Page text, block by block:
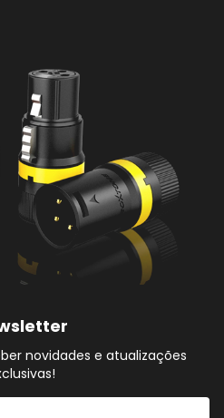
novidades e atualizações